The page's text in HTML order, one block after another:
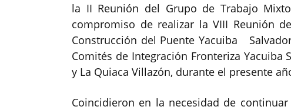
la II Reunión del Grupo de Trabajo
compromiso de realizar la VIII Reunión
Construcción del Puente Yacuiba
Comités de Integración Fronteriza Yacuiba
y La Quiaca Villazón, durante el presente
Coincidieron en la necesidad de